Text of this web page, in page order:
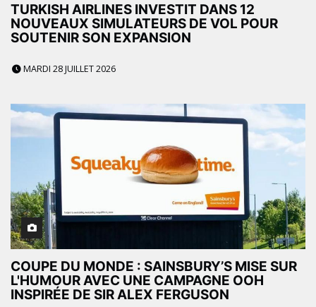
TURKISH AIRLINES INVESTIT DANS 12
NOUVEAUX SIMULATEURS DE VOL POUR
SOUTENIR SON EXPANSION
MARDI 28 JUILLET 2026
COUPE DU MONDE : SAINSBURY’S MISE SUR
L'HUMOUR AVEC UNE CAMPAGNE OOH
INSPIRÉE DE SIR ALEX FERGUSON